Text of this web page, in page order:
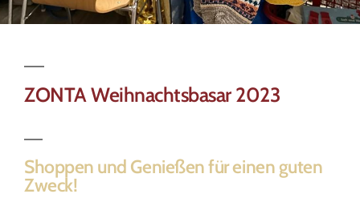
ZONTA Weihnachtsbasar 2023
Shoppen und Genießen für einen guten
Zweck!